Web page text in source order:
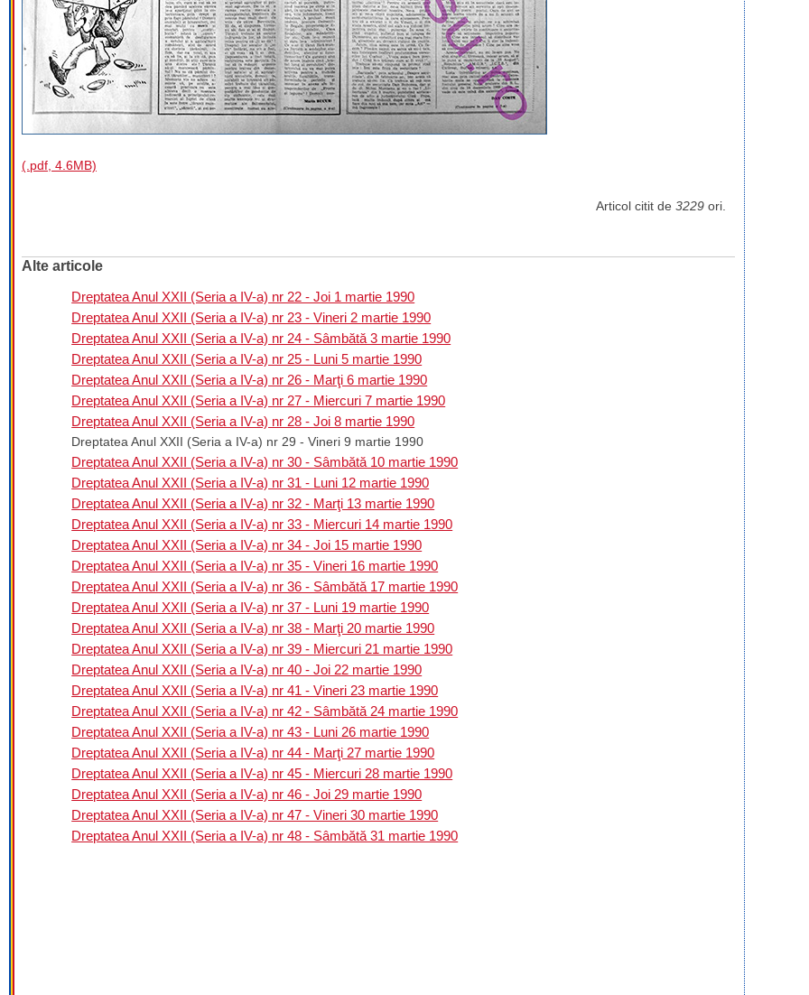
(.pdf, 4.6MB)
Articol citit de 3229 ori.
Alte articole
Dreptatea Anul XXII (Seria a IV-a) nr 22 - Joi 1 martie 1990
Dreptatea Anul XXII (Seria a IV-a) nr 23 - Vineri 2 martie 1990
Dreptatea Anul XXII (Seria a IV-a) nr 24 - Sâmbătă 3 martie 1990
Dreptatea Anul XXII (Seria a IV-a) nr 25 - Luni 5 martie 1990
Dreptatea Anul XXII (Seria a IV-a) nr 26 - Marţi 6 martie 1990
Dreptatea Anul XXII (Seria a IV-a) nr 27 - Miercuri 7 martie 1990
Dreptatea Anul XXII (Seria a IV-a) nr 28 - Joi 8 martie 1990
Dreptatea Anul XXII (Seria a IV-a) nr 29 - Vineri 9 martie 1990
Dreptatea Anul XXII (Seria a IV-a) nr 30 - Sâmbătă 10 martie 1990
Dreptatea Anul XXII (Seria a IV-a) nr 31 - Luni 12 martie 1990
Dreptatea Anul XXII (Seria a IV-a) nr 32 - Marţi 13 martie 1990
Dreptatea Anul XXII (Seria a IV-a) nr 33 - Miercuri 14 martie 1990
Dreptatea Anul XXII (Seria a IV-a) nr 34 - Joi 15 martie 1990
Dreptatea Anul XXII (Seria a IV-a) nr 35 - Vineri 16 martie 1990
Dreptatea Anul XXII (Seria a IV-a) nr 36 - Sâmbătă 17 martie 1990
Dreptatea Anul XXII (Seria a IV-a) nr 37 - Luni 19 martie 1990
Dreptatea Anul XXII (Seria a IV-a) nr 38 - Marţi 20 martie 1990
Dreptatea Anul XXII (Seria a IV-a) nr 39 - Miercuri 21 martie 1990
Dreptatea Anul XXII (Seria a IV-a) nr 40 - Joi 22 martie 1990
Dreptatea Anul XXII (Seria a IV-a) nr 41 - Vineri 23 martie 1990
Dreptatea Anul XXII (Seria a IV-a) nr 42 - Sâmbătă 24 martie 1990
Dreptatea Anul XXII (Seria a IV-a) nr 43 - Luni 26 martie 1990
Dreptatea Anul XXII (Seria a IV-a) nr 44 - Marţi 27 martie 1990
Dreptatea Anul XXII (Seria a IV-a) nr 45 - Miercuri 28 martie 1990
Dreptatea Anul XXII (Seria a IV-a) nr 46 - Joi 29 martie 1990
Dreptatea Anul XXII (Seria a IV-a) nr 47 - Vineri 30 martie 1990
Dreptatea Anul XXII (Seria a IV-a) nr 48 - Sâmbătă 31 martie 1990